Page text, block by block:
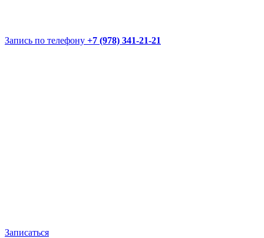
Запись по телефону +7 (978) 341-21-21
Записаться